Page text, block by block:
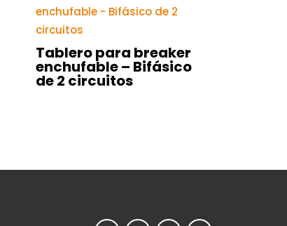
Tablero para breaker
enchufable – Bifásico
de 2 circuitos